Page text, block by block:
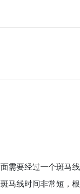
需要经过一个斑马
马线时间非常短，